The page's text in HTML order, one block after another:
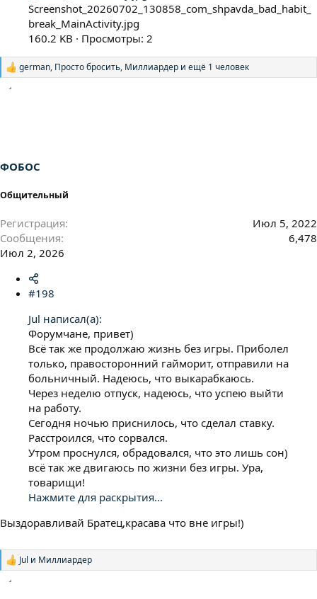
Screenshot_20260702_130858_com_shpavda_bad_habit_
break_MainActivity.jpg
160.2 KB · Просмотры: 2
Р
german, Просто бросить, Миллиардер и ещё 1 человек
ФОБОС
Общительный
Регистрация
Июл 5, 2022
Сообщения
6,478
Июл 2, 2026
#198
Jul написал(а):
Форумчане, привет)
Всё так же продолжаю жизнь без игры. Приболел
только, правосторонний гайморит, отправили на
больничный. Надеюсь, что выкарабкаюсь.
Через неделю отпуск, надеюсь, что успею выйти
на работу.
Сегодня ночью приснилось, что сделал ставку.
Расстроился, что сорвался.
Утром проснулся, обрадовался, что это лишь сон)
всё так же двигаюсь по жизни без игры. Ура,
товарищи!
Нажмите для раскрытия...
Выздоравливай Братец,красава что вне игры!)
Р
Jul и Миллиардер